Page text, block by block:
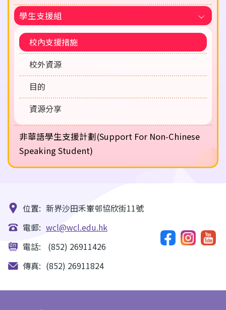
學生支援組
校內支援措施
校外資源
目的
資源分享
非華語學生支援計劃(Support For Non-Chinese
Speaking Student)
位置: 新界沙田禾輋邨協欣街11號
電郵: wcl@wcl.edu.hk
電話:
(852) 26911426
傳真: (852) 26911824